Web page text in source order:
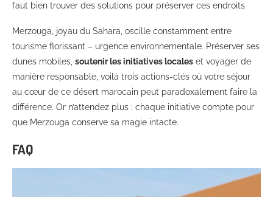
faut bien trouver des solutions pour préserver ces endroits.
Merzouga, joyau du Sahara, oscille constamment entre
tourisme florissant – urgence environnementale. Préserver ses
dunes mobiles, soutenir les initiatives locales et voyager de
manière responsable, voilà trois actions-clés où votre séjour
au cœur de ce désert marocain peut paradoxalement faire la
différence. Or n’attendez plus : chaque initiative compte pour
que Merzouga conserve sa magie intacte.
FAQ